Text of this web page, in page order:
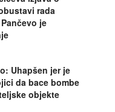
rada
je
Uhapšen jer je
da bace bombe
objekte